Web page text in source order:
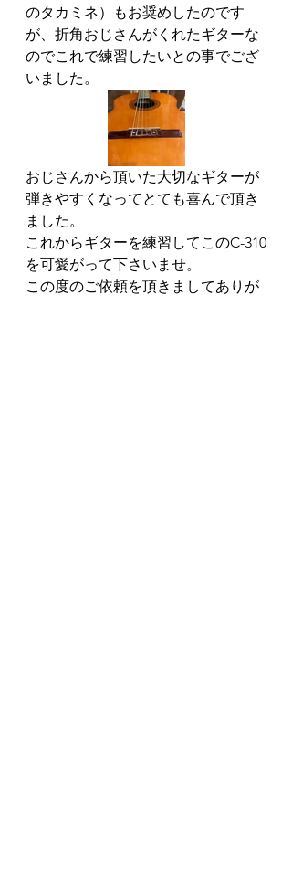
のタカミネ）もお奨めしたのです
が、折角おじさんがくれたギターな
のでこれで練習したいとの事でござ
いました。
おじさんから頂いた大切なギターが
弾きやすくなってとても喜んで頂き
ました。
これからギターを練習してこのC-310
を可愛がって下さいませ。
この度のご依頼を頂きましてありが